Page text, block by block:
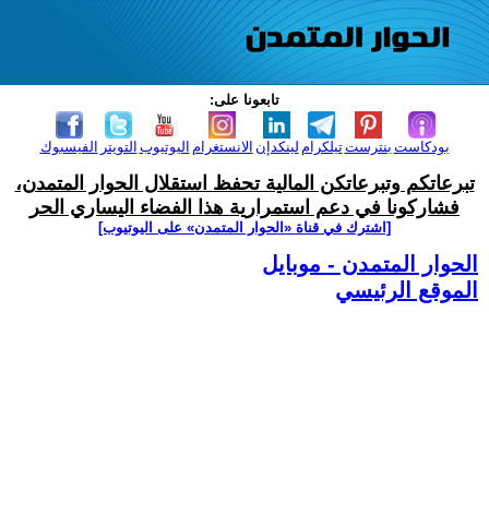
تابعونا على:
الفيسبوك التويتر اليوتيوب الانستغرام لينكدإن تيلكرامبنترست بودكاست
تبرعاتكم وتبرعاتكن المالية تحفظ استقلال الحوار المتمدن،
فشاركونا في دعم استمرارية هذا الفضاء اليساري الحر
[اشترك في قناة ‫«الحوار المتمدن» على اليوتيوب]
الحوار المتمدن - موبايل
الموقع الرئيسي